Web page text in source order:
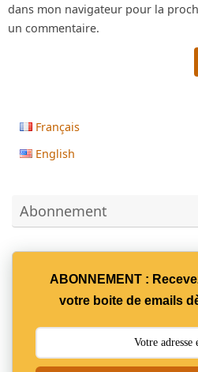
dans mon navigateur pour la
un commentaire.
Français
English
Abonnement
ABONNEMENT :
votre boite de emails